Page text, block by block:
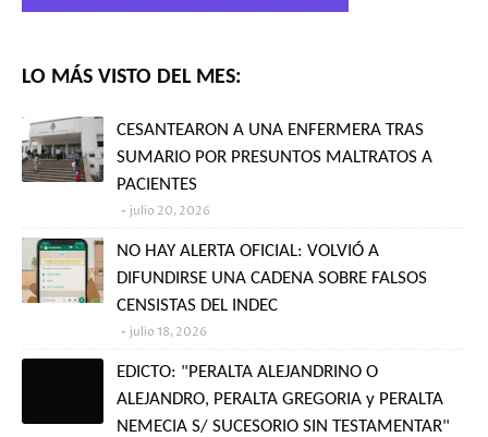
LO MÁS VISTO DEL MES:
CESANTEARON A UNA ENFERMERA TRAS
SUMARIO POR PRESUNTOS MALTRATOS A
PACIENTES
julio 20, 2026
NO HAY ALERTA OFICIAL: VOLVIÓ A
DIFUNDIRSE UNA CADENA SOBRE FALSOS
CENSISTAS DEL INDEC
julio 18, 2026
EDICTO: "PERALTA ALEJANDRINO O
ALEJANDRO, PERALTA GREGORIA y PERALTA
NEMECIA S/ SUCESORIO SIN TESTAMENTAR"